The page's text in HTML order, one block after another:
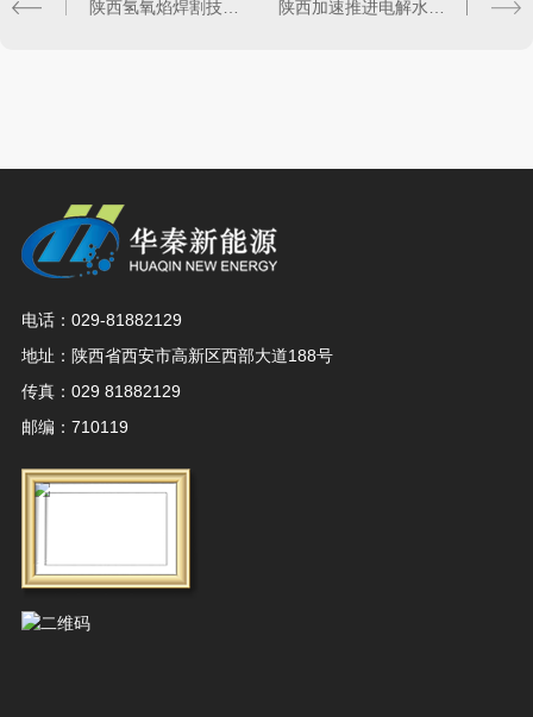
电话：029-81882129
地址：陕西省西安市高新区西部大道188号
传真：029 81882129
邮编：710119